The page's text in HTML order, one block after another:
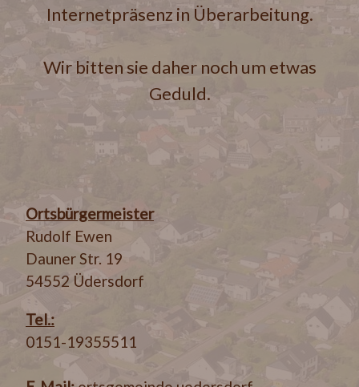
Internetpräsenz in Überarbeitung.
Wir bitten sie daher noch um etwas
Geduld.
Ortsbürgermeister
Rudolf Ewen
Dauner Str. 19
54552 Üdersdorf
Tel.:
0151-19355511